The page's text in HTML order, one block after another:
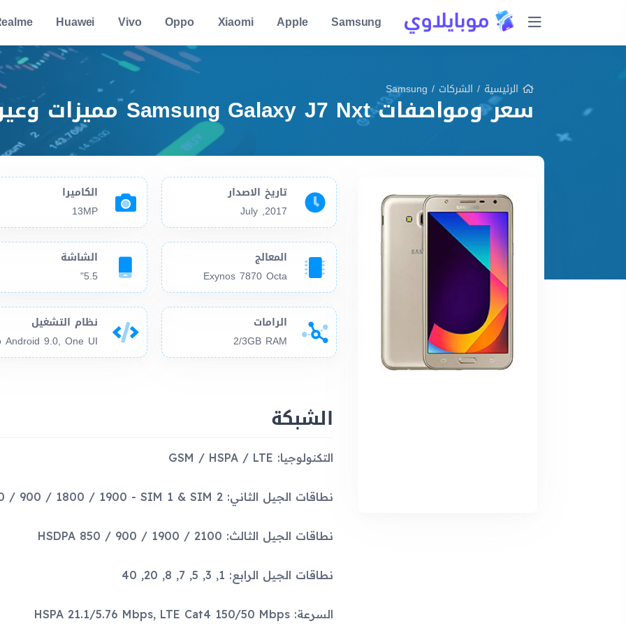
Samsung
Apple
Xiaomi
Oppo
Vivo
Huawei
الرئيسية / الشركات /
Samsung
سعر ومواصفات Samsung Galaxy J7 Nxt مميزات وعيوب وشرح شامل
تاريخ الاصدار
2017, July
الكاميرا
13MP
المعالج
Exynos 7870 Octa
الشاشة
5.5"
الرامات
2/3GB RAM
نظام التشغيل
الشبكة
التكنولوجيا: GSM / HSPA / LTE
نطاقات الجيل الثاني: GSM 850 / 900 / 1800 / 1900 - SIM 1 & SIM 2
نطاقات الجيل الثالث: HSDPA 850 / 900 / 1900 / 2100
نطاقات الجيل الرابع: 1, 3, 5, 7, 8, 20, 40
السرعة: HSPA 21.1/5.76 Mbps, LTE Cat4 150/50 Mbps